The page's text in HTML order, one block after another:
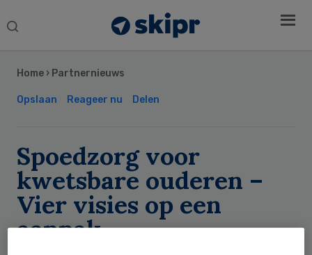
Search
Home › Partnernieuws
Opslaan Reageer nu Delen
Spoedzorg voor
kwetsbare ouderen –
Vier visies op een
aanpak
Sidebar